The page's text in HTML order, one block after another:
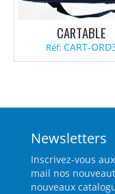
CARTABLE
Réf: CART-
Newsletters
Inscrivez-vous
mail nos
nouveaux